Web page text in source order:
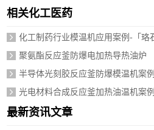
相关化工医药
聚氨酯反应釜防爆电加热导热油炉
半导体光刻胶反应釜防爆模温机案例
光电材料合成反应釜加热油温机案例
最新资讯文章